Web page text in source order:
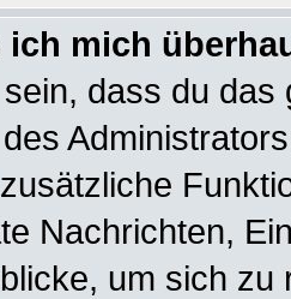
ich mich
dass du
Nachrichten,
um sich